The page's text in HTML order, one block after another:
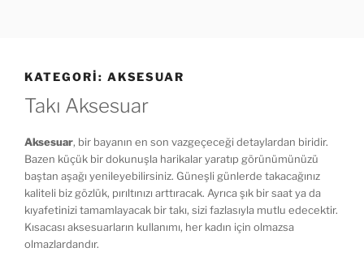
KATEGORI: AKSESUAR
Takı Aksesuar
Aksesuar, bir bayanın en son vazgeçeceği detaylardan biridir.
Bazen küçük bir dokunuşla harikalar yaratıp görünümünüzü
baştan aşağı yenileyebilirsiniz. Güneşli günlerde takacağınız
kaliteli biz gözlük, pırıltınızı arttıracak. Ayrıca şık bir saat ya da
kıyafetinizi tamamlayacak bir takı, sizi fazlasıyla mutlu edecektir.
Kısacası aksesuarların kullanımı, her kadın için olmazsa
olmazlardandır.